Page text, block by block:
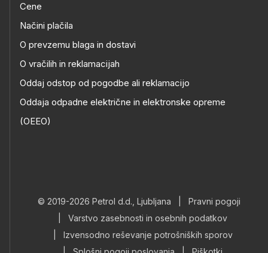
Cene
Načini plačila
O prevzemu blaga in dostavi
O vračilih in reklamacijah
Oddaj odstop od pogodbe ali reklamacijo
Oddaja odpadne električne in elektronske opreme
(OEEO)
© 2019-2026 Petrol d.d., Ljubljana
Pravni pogoji
Varstvo zasebnosti in osebnih podatkov
Izvensodno reševanje potrošniških sporov